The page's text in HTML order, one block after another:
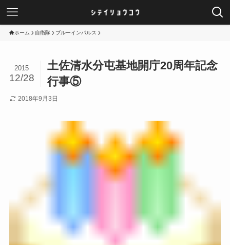
ホーム 自衛隊 ブルーインパルス
土佐清水分屯基地開庁20周年記念
行事⑤
2015
12/28
2018年9月3日